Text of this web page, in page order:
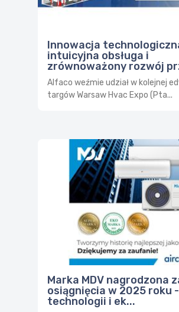
Innowacja
intuicyjna obsługa i
zrównoważony rozwój
Alfaco weźmie udział w kolejnej
targów Warsaw Hvac Expo (Pta...
Marka MDV nagrodzona
osiągnięcia w 2025 roku
technologii i ek...